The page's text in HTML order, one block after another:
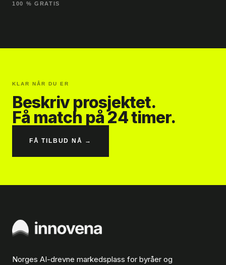
100 % GRATIS
KLAR NÅR DU ER
Beskriv prosjektet.
Få match på 24 timer.
FÅ TILBUD NÅ →
Norges AI-drevne markedsplass for byråer og